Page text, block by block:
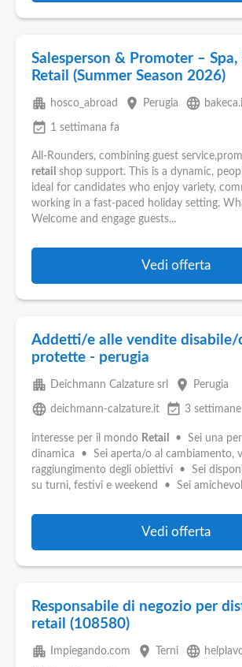
Salesperson & Promoter –
Retail (Summer Season 2026)
apartment hosco_abroad place Perugia language
event_available 1 settimana fa
All-Rounders, combining guest
retail shop support. This is a dynamic,
ideal for candidates who enjoy variety,
working in a fast-paced holiday setting.
Welcome and engage guests...
Vedi offerta
Addetti/e alle vendite disabile/
protette - perugia
apartment Deichmann Calzature srl place Perugia
language deichmann-calzature.it event_available 3
interesse per il mondo Retail
• Sei una
dinamica • Sei aperta/o al cambiamento,
raggiungimento degli obiettivi • Sei
su turni, festivi e weekend • Sei
Vedi offerta
Responsabile di negozio per
retail (108580)
apartment Impiegando.com place Terni language